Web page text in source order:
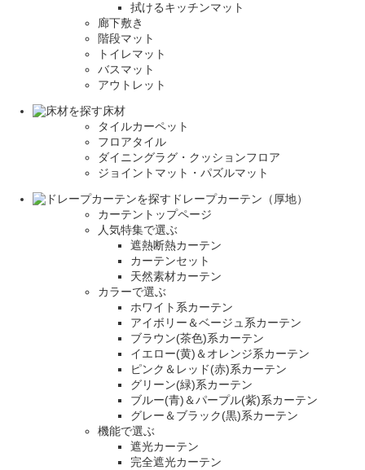
拭けるキッチンマット
廊下敷き
階段マット
トイレマット
バスマット
アウトレット
床材
タイルカーペット
フロアタイル
ダイニングラグ・クッションフロア
ジョイントマット・パズルマット
ドレープカーテン（厚地）
カーテントップページ
人気特集で選ぶ
遮熱断熱カーテン
カーテンセット
天然素材カーテン
カラーで選ぶ
ホワイト系カーテン
アイボリー＆ベージュ系カーテン
ブラウン(茶色)系カーテン
イエロー(黄)＆オレンジ系カーテン
ピンク＆レッド(赤)系カーテン
グリーン(緑)系カーテン
ブルー(青)＆パープル(紫)系カーテン
グレー＆ブラック(黒)系カーテン
機能で選ぶ
遮光カーテン
完全遮光カーテン